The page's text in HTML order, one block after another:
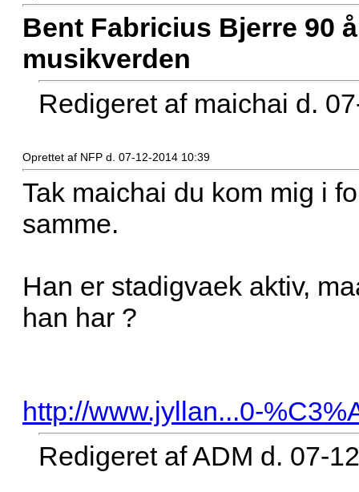
Bent Fabricius Bjerre 90
musikverden
Redigeret af maichai d.
Oprettet af NFP d. 07-12-2014 10:39
Tak maichai du kom mig i
samme.
Han er stadigvaek aktiv,
han har ?
http://www.jyllan...0-
Redigeret af ADM d. 07-